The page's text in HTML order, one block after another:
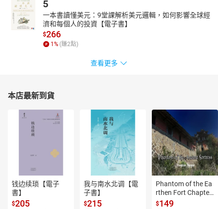
5
一本書讀懂美元：9堂課解析美元邏輯，如何影響全球經
濟和每個人的投資【電子書】
$266
1 % (賺2點)
查看更多
本店最新到貨
钱边续琐【電子
書】
$205
我与南水北调【電
子書】
$215
Phantom of the Ea
rthen Fort Chapter
4【有聲書】
$149